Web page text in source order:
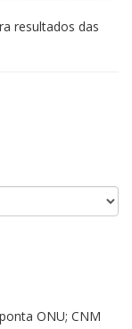
resultados das
ONU; CNM